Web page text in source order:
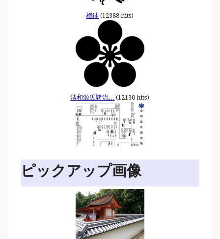
梅鉢 (12388 hits)
清和源氏諸流... (12130 hits)
ピックアップ画像